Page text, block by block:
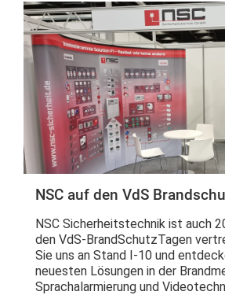
NSC auf den VdS
NSC Sicherheitstechnik ist auch
den VdS-BrandSchutzTagen
Sie uns an Stand I-10 und
neuesten Lösungen in der
Sprachalarmierung und